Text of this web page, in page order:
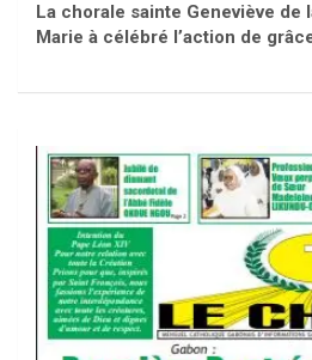
La chorale sainte Geneviève de
Marie à célébré l’action de